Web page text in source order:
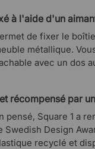
à l'aide d'un
de fixer le
métallique.
avec un dos
récompensé par
pensé, Square 1 a
Swedish Design
recyclé et